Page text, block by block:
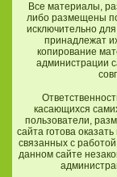
Все материалы,
либо размещены
исключительно
принадлежат
копирование
администрации
касающихся
пользователи,
сайта готова
связанных с
данном сайте